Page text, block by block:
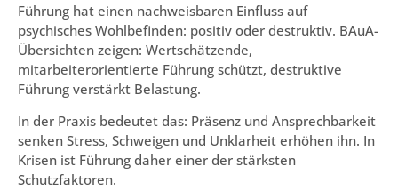
Führung hat einen nachweisbaren Einfluss auf
psychisches Wohlbefinden: positiv oder destruktiv. BAuA-
Übersichten zeigen: Wertschätzende,
mitarbeiterorientierte Führung schützt, destruktive
Führung verstärkt Belastung.
In der Praxis bedeutet das: Präsenz und Ansprechbarkeit
senken Stress, Schweigen und Unklarheit erhöhen ihn. In
Krisen ist Führung daher einer der stärksten
Schutzfaktoren.